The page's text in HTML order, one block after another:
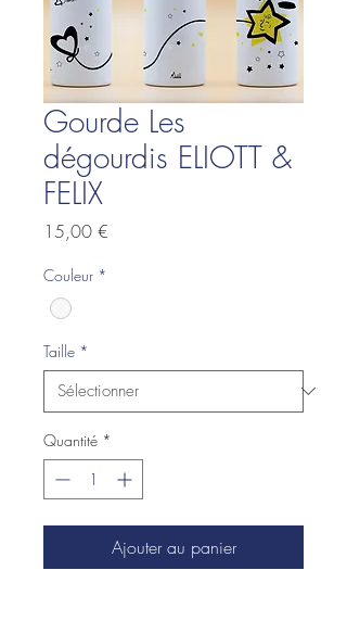
Gourde Les
dégourdis ELIOTT &
FELIX
15,00 €
Couleur *
Taille *
Quantité *
Ajouter au panier